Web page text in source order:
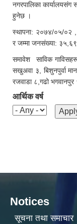
नगरपालिका कार्यालयसंग
हुनेछ ।
स्थापना: २०७४/०५/०२ ,
र जम्मा जनसंख्या:
समावेश साविक
सखुअवा ३, बिशुनपुर्वा
रजवाडा ८,गढो
आर्थिक वर्ष
Notices
सूचना तथा समाचार